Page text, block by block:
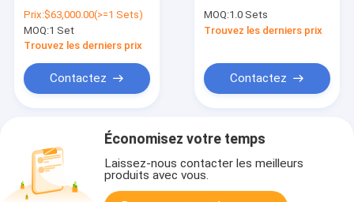
cardboard
production line
cardboard box
Prix:$63,000.00(>=1 Sets)
MOQ:1 Set
Trouvez les derniers prix
Contactez
Sample Making
Sample Cardboard
High Speed ​​Digital
Flat Bed
MOQ:1.0 Sets
Trouvez les derniers prix
Contactez
Économisez votre temps
Laissez-nous contacter les meilleurs
produits avec vous.